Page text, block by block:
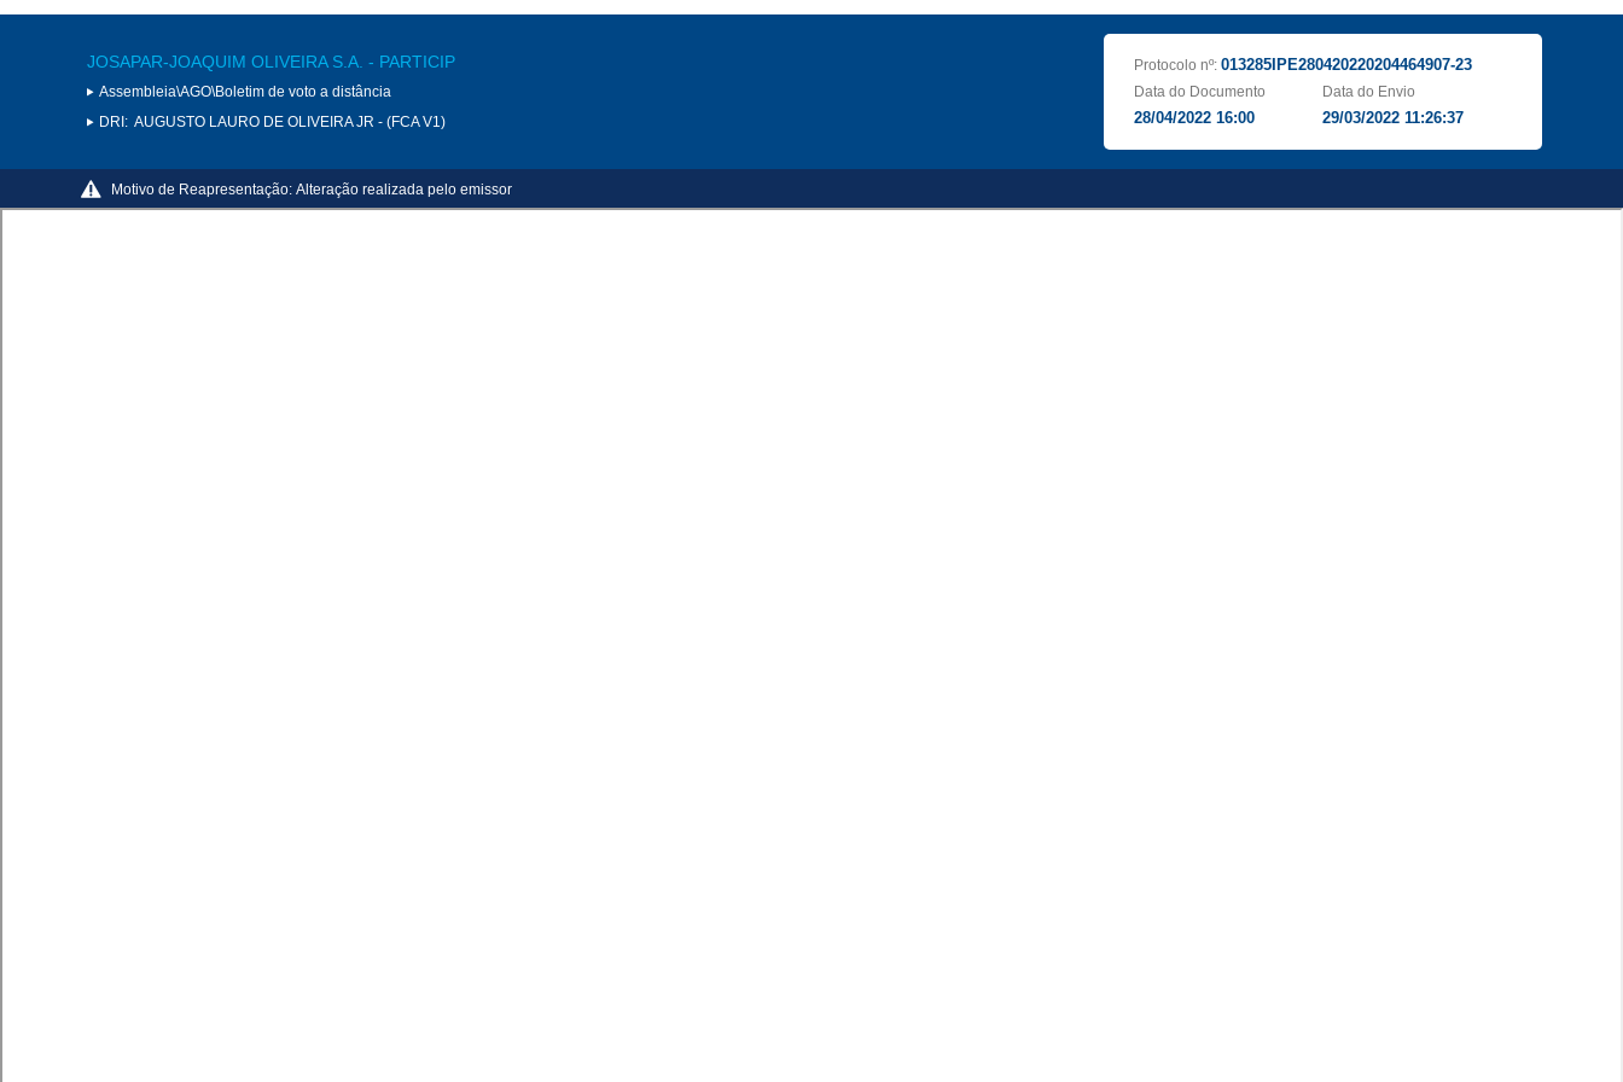
JOSAPAR-JOAQUIM OLIVEIRA S.A. - PARTICIP
Assembleia\AGO\Boletim de voto a distância
DRI: AUGUSTO LAURO DE OLIVEIRA JR - (FCA V1)
Protocolo nº: 013285IPE280420220204464907-23
Data do Documento
28/04/2022 16:00
Data do Envio
29/03/2022 11:26:37
Motivo de Reapresentação: Alteração realizada pelo emissor